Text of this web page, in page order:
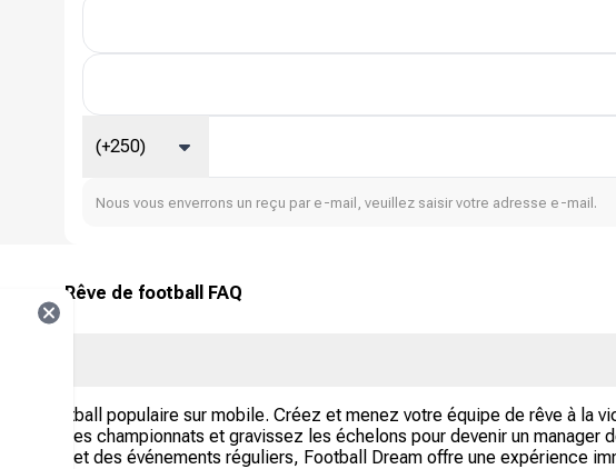
(+250)
Nous vous enverrons un reçu par e-mail, veuillez saisir votre adresse e-mail.
Rêve de football FAQ
de football populaire sur mobile. Créez et menez votre équipe de rêve à la
à des championnats et gravissez les échelons pour devenir un manager
et des événements réguliers, Football Dream offre une expérience